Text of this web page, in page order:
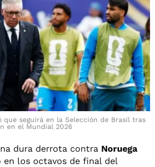
que seguirá en la Selección de Brasil tras
en el Mundial 2026
dura derrota contra Noruega
en los octavos de final del